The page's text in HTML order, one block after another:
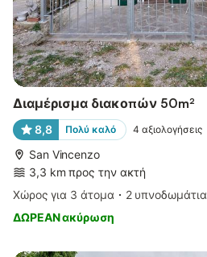
Διαμέρισμα διακοπών 50m²
8,8 Πολύ καλό 4 αξιολογήσεις
San Vincenzo
3,3 km προς την ακτή
Χώρος για 3 άτομα
2 υπνοδωμάτια
ΔΩΡΕΑΝ ακύρωση